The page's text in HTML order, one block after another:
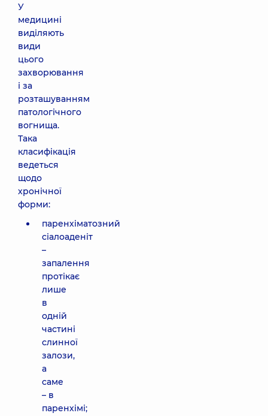
У
медицині
виділяють
види
цього
захворювання
і за
розташуванням
патологічного
вогнища.
Така
класифікація
ведеться
щодо
хронічної
форми:
паренхіматозний
сіалоаденіт
–
запалення
протікає
лише
в
одній
частині
слинної
залози,
а
саме
– в
паренхімі;